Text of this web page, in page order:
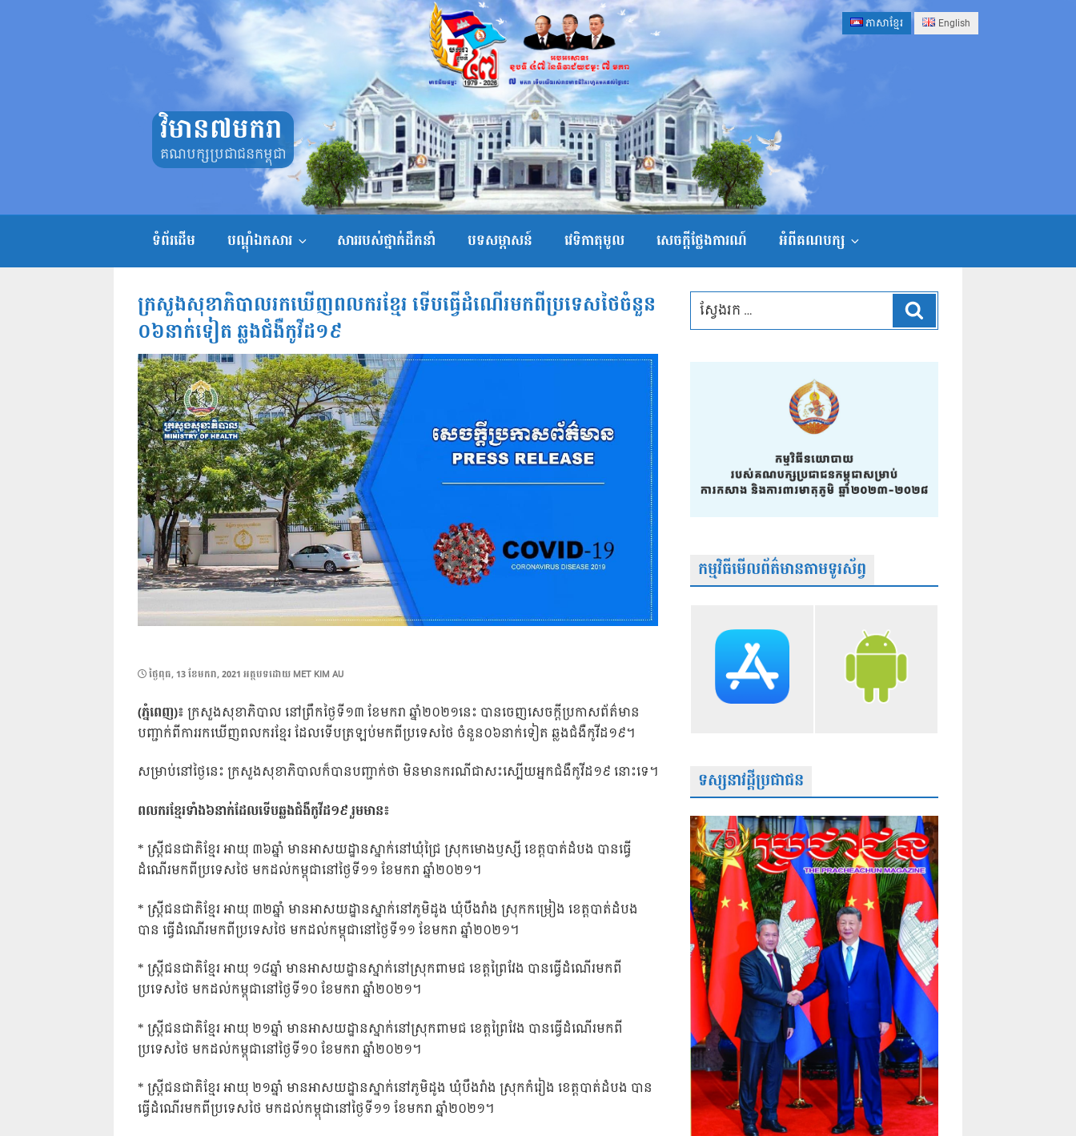
ភាសាខ្មែរ English
វិមាន៧មករា
គណបក្សប្រជាជនកម្ពុជា
ទំព័រដើម បណ្តុំឯកសារ សាររបស់ថ្នាក់ដឹកនាំ បទសម្ភាសន៍ វេទិកាតុមូល សេចក្ដីថ្លែងការណ៍ អំពីគណបក្ស
ក្រសួងសុខាភិបាលរកឃើញពលករខ្មែរ ទើបធ្វើដំណើរមកពីប្រទេសថៃចំនួន
០៦នាក់ទៀត ឆ្លងជំងឺកូវីដ១៩
POSTED
ថ្ងៃ​ពុធ, 13 ខែ​មករា, 2021 អត្ថបទដោយ MET KIM AU
(ភ្នំពេញ)៖ក្រសួងសុខាភិបាល នៅព្រឹកថ្ងៃទី១៣ ខែមករា ឆ្នាំ២០២១នេះ បានចេញសេចក្តីប្រកាសព័ត៌មាន
បញ្ជាក់ពីការរកឃើញពលករខ្មែរ ដែលទើបត្រឡប់មកពីប្រទេសថៃ ចំនួន០៦នាក់ទៀត ឆ្លងជំងឺកូវីដ១៩។
សម្រាប់នៅថ្ងៃនេះ ក្រសួងសុខាភិបាលក៏បានបញ្ជាក់ថា មិនមានករណីជាសះស្បើយអ្នកជំងឺកូវីដ១៩ នោះទេ។
ពលករខ្មែរទាំង៦នាក់ដែលទើបឆ្លងជំងឺកូវីដ១៩ រួមមាន៖​
* ស្ត្រីជនជាតិខ្មែរ អាយុ ៣៦ឆ្នាំ មានអាសយដ្ឋានស្នាក់នៅឃុំជ្រៃ ស្រុកមោងឫស្សី ខេត្តបាត់ដំបង បានធ្វើ
ដំណើរមកពីប្រទេសថៃ មកដល់កម្ពុជានៅថ្ងៃទី១១ ខែមករា ឆ្នាំ២០២១។
* ស្ត្រីជនជាតិខ្មែរ អាយុ ៣២ឆ្នាំ មានអាសយដ្ឋានស្នាក់នៅភូមិដូង ឃុំបឹងរាំង ស្រុកកម្រៀង ខេត្តបាត់ដំបង
បាន ធ្វើដំណើរមកពីប្រទេសថៃ មកដល់កម្ពុជានៅថ្ងៃទី១១ ខែមករា ឆ្នាំ២០២១។
* ស្ត្រីជនជាតិខ្មែរ អាយុ ១៨ឆ្នាំ មានអាសយដ្ឋានស្នាក់នៅស្រុកពាមជ ខេត្តព្រៃវែង បានធ្វើដំណើរមកពី
ប្រទេសថៃ មកដល់កម្ពុជានៅថ្ងៃទី១០ ខែមករា ឆ្នាំ២០២១។
* ស្ត្រីជនជាតិខ្មែរ អាយុ ២១ឆ្នាំ មានអាសយដ្ឋានស្នាក់នៅស្រុកពាមជ ខេត្តព្រៃវែង បានធ្វើដំណើរមកពី
ប្រទេសថៃ មកដល់កម្ពុជានៅថ្ងៃទី១០ ខែមករា ឆ្នាំ២០២១។
* ស្ត្រីជនជាតិខ្មែរ អាយុ ២១ឆ្នាំ មានអាសយដ្ឋានស្នាក់នៅភូមិដូង ឃុំបឹងរាំង ស្រុកកំរៀង ខេត្តបាត់ដំបង បាន
ធ្វើដំណើរមកពីប្រទេសថៃ មកដល់កម្ពុជានៅថ្ងៃទី១១ ខែមករា ឆ្នាំ២០២១។
កម្មវិធីមើលព័ត៌មានតាមទូរស័ព្វ
ទស្សនាវដ្តីប្រជាជន